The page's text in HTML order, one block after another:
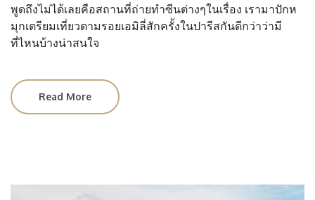
พูดถึงไม่ได้เลยคือสถานที่ถ่ายทำซีนต่างๆในเรื่อง เรามาปักห
มุกเตรียมเที่ยวตามรอยเอมิลี่สักครั้งในปารีสกันดีกว่าว่ามี
ที่ไหนบ้างน่าสนใจ
Read More